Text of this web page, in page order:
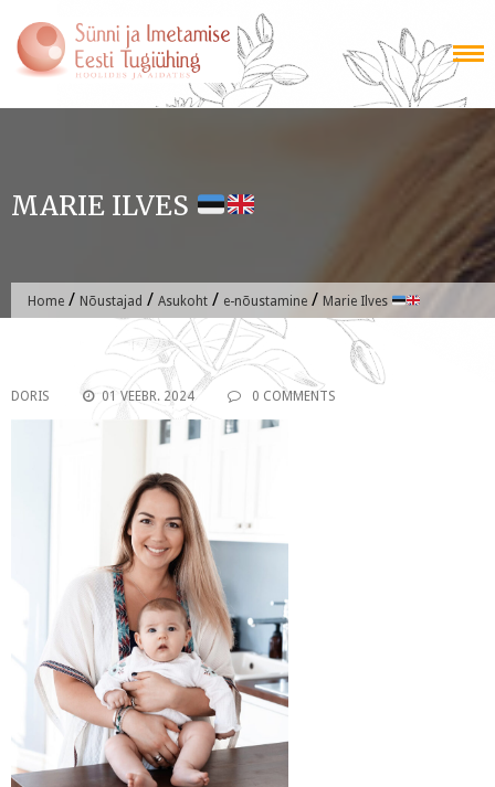
content
MARIE ILVES
Home / Nõustajad / Asukoht / e-nõustamine / Marie Ilves
DORIS 01 VEEBR. 2024 0 COMMENTS